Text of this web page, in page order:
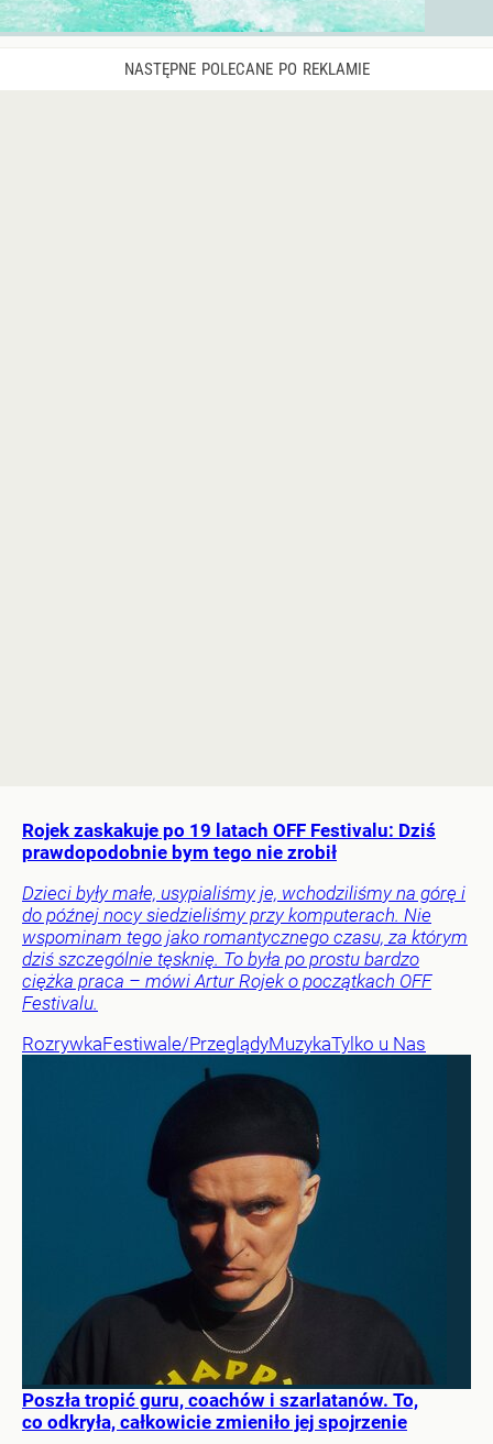
Rojek zaskakuje po 19 latach OFF Festivalu: Dziś
prawdopodobnie bym tego nie zrobił
Dzieci były małe, usypialiśmy je, wchodziliśmy na górę i
do późnej nocy siedzieliśmy przy komputerach. Nie
wspominam tego jako romantycznego czasu, za którym
dziś szczególnie tęsknię. To była po prostu bardzo
ciężka praca – mówi Artur Rojek o początkach OFF
Festivalu.
RozrywkaFestiwale/PrzeglądyMuzykaTylko u Nas
Poszła tropić guru, coachów i szarlatanów. To,
co odkryła, całkowicie zmieniło jej spojrzenie